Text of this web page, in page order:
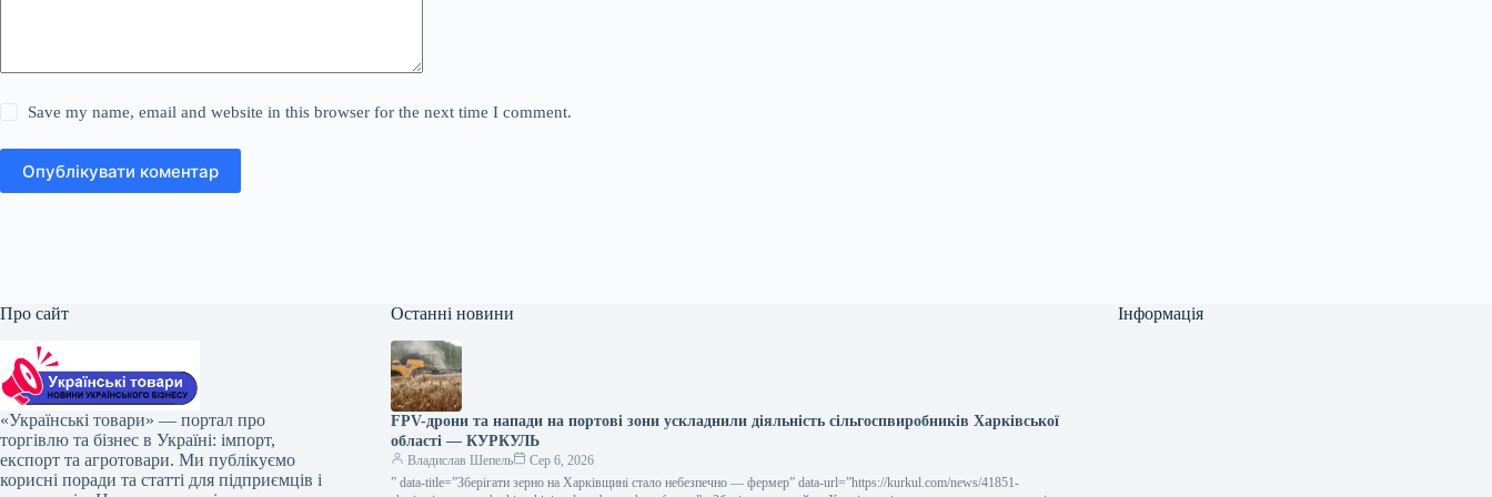
Save my name, email and website in this browser for the next time I comment.
Опублікувати коментар
Про сайт
«Українські товари» — портал про
торгівлю та бізнес в Україні: імпорт,
експорт та агротовари. Ми публікуємо
корисні поради та статті для підприємців і
Останні новини
FPV-дрони та напади на портові зони ускладнили діяльність сільгоспвиробників Харківської
області — КУРКУЛЬ
Владислав Шепель
Сер 6, 2026
” data-title=”Зберігати зерно на Харківщині стало небезпечно — фермер” data-url=”https://kurkul.com/news/41851-
Інформація